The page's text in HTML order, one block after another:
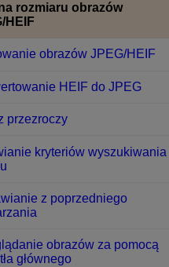
rozmiaru obrazów
HEIF
obrazów JPEG/HEIF
HEIF do JPEG
przezroczy
kryteriów wyszukiwania
z poprzedniego
obrazów za pomocą
głównego